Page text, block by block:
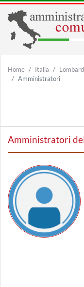
Home Italia
Amministratori
Amministratori